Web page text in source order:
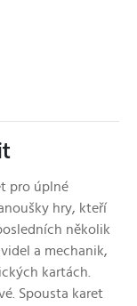
pro úplné
hry, kteří
několik
a mechanik,
kartách.
Spousta karet